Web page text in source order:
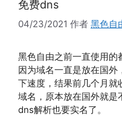
免费dns
04/23/2021 作者 黑色自
黑色自由之前一直使用的
因为域名一直是放在国
下速度，结果前几个月
域名，原本放在国外就是
dns解析也要实名了。